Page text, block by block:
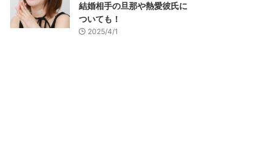
結婚相手の旦那や熱愛彼氏に
ついても！
2025/4/1